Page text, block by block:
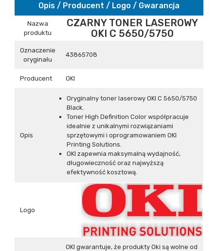
Opis / Producent / Logo / Gwarancja
Nazwa
produktu
CZARNY TONER LASEROWY
OKI C 5650/5750
Oznaczenie
oryginału
43865708
Producent OKI
Opis
Oryginalny toner laserowy OKI C 5650/5750
Black.
Toner High Definition Color współpracuje
idealnie z unikalnymi rozwiązaniami
sprzętowymi i oprogramowaniem OKI
Printing Solutions.
OKI zapewnia maksymalną wydajność,
długowieczność oraz najwyższą
efektywność kosztową.
Logo
OKI gwarantuje, że produkty Oki są wolne od